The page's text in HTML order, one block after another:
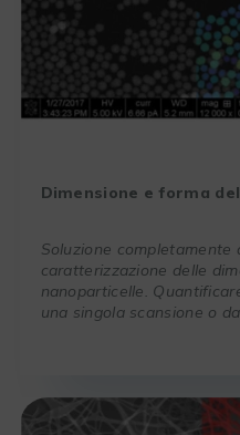
Dimensione e forma
Soluzione
caratterizzazione delle
nanoparticelle.
una singola scansione o